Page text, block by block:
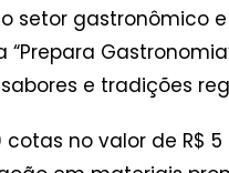
setor gastronômico
e tradições
cotas no valor de